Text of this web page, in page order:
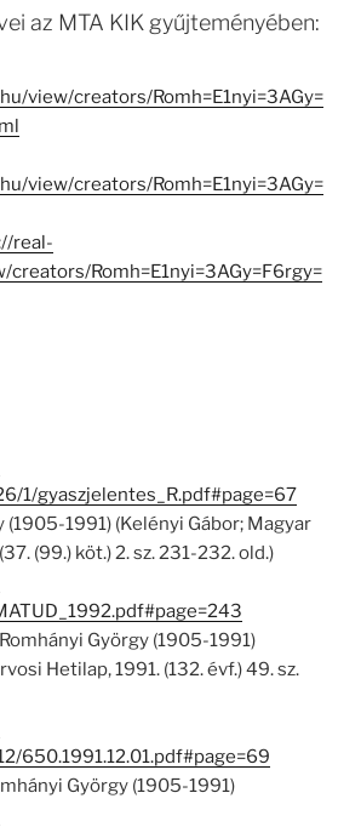
az MTA KIK gyűjteményében:
view/creators/Romh=E1nyi=3AGy=
view/creators/Romh=E1nyi=3AGy=
real-
creators/Romh=E1nyi=3AGy=F6rgy=
1/gyaszjelentes_R.pdf#page=67
(1905-1991) (Kelényi Gábor; Magyar
(99.) köt.) 2. sz. 231-232. old.)
György (1905-1991)
Hetilap, 1991. (132. évf.) 49. sz.
650.1991.12.01.pdf#page=69
György (1905-1991)